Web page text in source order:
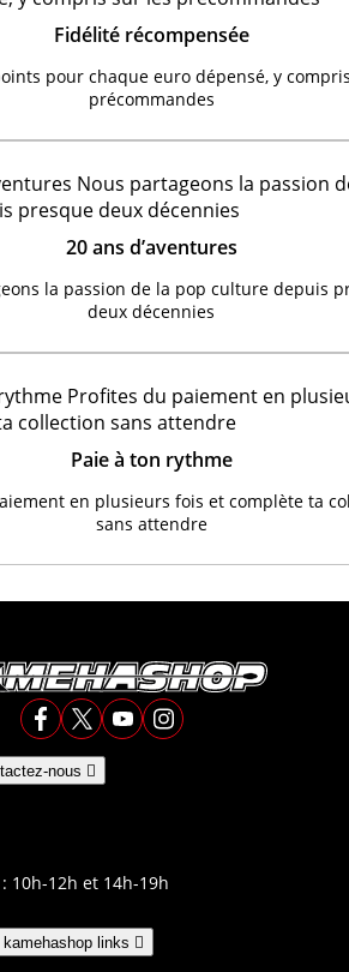
Fidélité récompensée
pour chaque euro dépensé, y
précommandes
20 ans d’aventures
la passion de la pop culture depuis
deux décennies
Paie à ton rythme
en plusieurs fois et complète ta
sans attendre
nous 
10h-12h et 14h-19h
kamehashop links 